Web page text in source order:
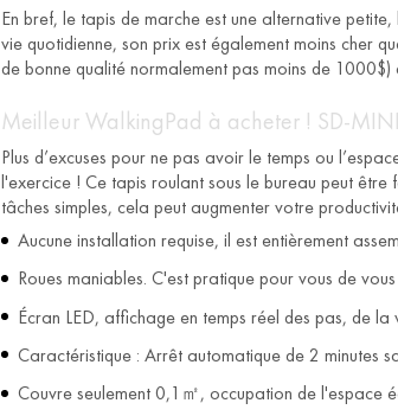
En bref, le tapis de marche est une alternative
vie quotidienne, son prix est également moins cher
de bonne qualité normalement pas moins de
Meilleur WalkingPad à acheter ! SD-
Plus d’excuses pour ne pas avoir le temps ou
l'exercice ! Ce tapis roulant sous le bureau peut être
tâches simples, cela peut augmenter votre
Aucune installation requise, il est entièrement
Roues maniables. C'est pratique pour vous de
Écran LED, affichage en temps réel des pas, de
Caractéristique : Arrêt automatique de 2 minutes
Couvre seulement 0,1㎡, occupation de l'espace